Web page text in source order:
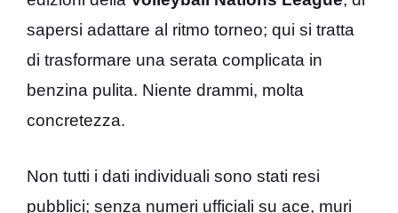
sapersi adattare al ritmo torneo; qui si tratta
di trasformare una serata complicata in
benzina pulita. Niente drammi, molta
concretezza.
Non tutti i dati individuali sono stati resi
pubblici; senza numeri ufficiali su ace, muri